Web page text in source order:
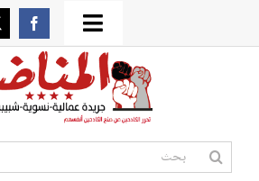
to
Toggle
Navigation
البحث